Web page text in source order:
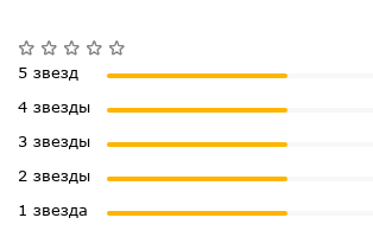
5 звезд
4 звезды
3 звезды
2 звезды
1 звезда